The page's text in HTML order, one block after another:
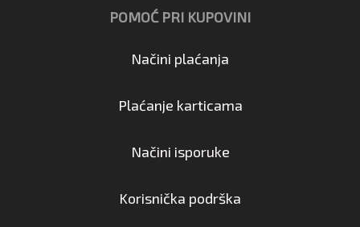
POMOĆ PRI KUPOVINI
Načini plaćanja
Plaćanje karticama
Načini isporuke
Korisnička podrška